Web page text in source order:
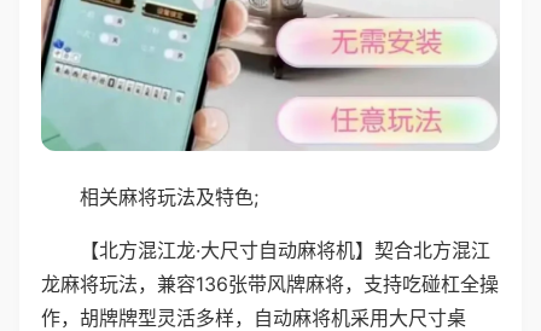
相关麻将玩法及特色;
【北方混江龙·大尺寸自动麻将机】契合北方混江
龙麻将玩法，兼容136张带风牌麻将，支持吃碰杠全操
作，胡牌牌型灵活多样，自动麻将机采用大尺寸桌